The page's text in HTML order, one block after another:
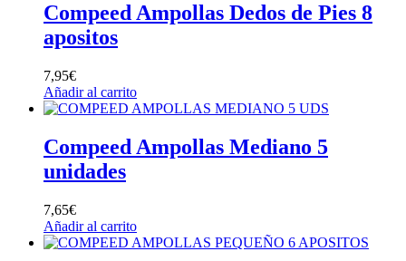
Compeed Ampollas Dedos de Pies 8
apositos
7,95€
Añadir al carrito
Compeed Ampollas Mediano 5
unidades
7,65€
Añadir al carrito